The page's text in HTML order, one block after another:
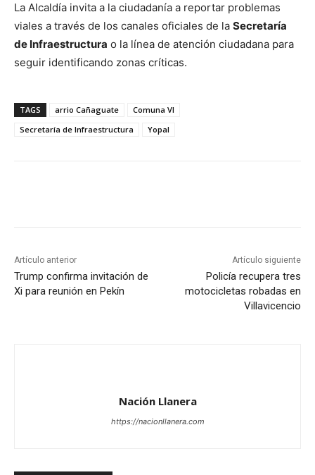
La Alcaldía invita a la ciudadanía a reportar problemas
viales a través de los canales oficiales de la Secretaría
de Infraestructura o la línea de atención ciudadana para
seguir identificando zonas críticas.
TAGS arrio Cañaguate
Comuna VI
Secretaría de Infraestructura
Yopal
Artículo anterior
Trump confirma invitación de
Xi para reunión en Pekín
Artículo siguiente
Policía recupera tres
motocicletas robadas en
Villavicencio
Nación Llanera
https://nacionllanera.com